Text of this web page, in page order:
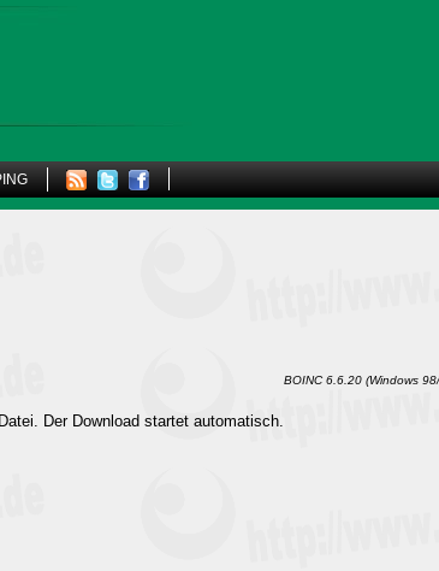
BOINC 6.6.20 (Windows
Der Download startet automatisch.